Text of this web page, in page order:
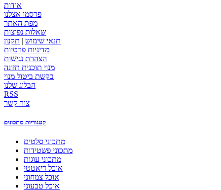
אודות
פרסמו אצלנו
מפת האתר
שאלות נפוצות
תנאי שימוש | תקנון
מדיניות פרטיות
הצהרת נגישות
מנוי תוכנית תזונה
בקשת ביטול מנוי
הבלוג שלנו
RSS
צור קשר
קטגוריות מתכונים
מתכוני סלטים
מתכוני פשטידות
מתכוני עוגות
אוכל דיאטטי
אוכל צמחוני
אוכל טבעוני